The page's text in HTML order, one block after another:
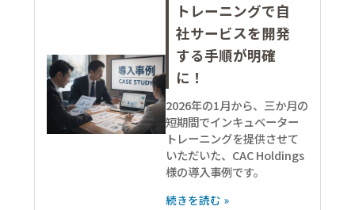
トレーニングで自
社サービスを開発
する手順が明確
に！
2026年の1月から、三か月の
短期間でインキュベーター
トレーニングを提供させて
いただいた、CAC Holdings
様の導入事例です。
続きを読む »